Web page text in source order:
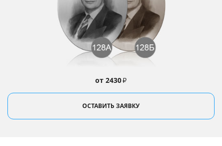
от 2430₽
ОСТАВИТЬ ЗАЯВКУ